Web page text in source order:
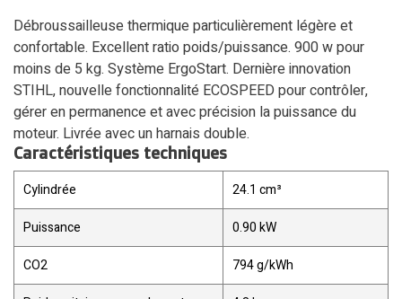
Débroussailleuse thermique particulièrement légère et
confortable. Excellent ratio poids/puissance. 900 w pour
moins de 5 kg. Système ErgoStart. Dernière innovation
STIHL, nouvelle fonctionnalité ECOSPEED pour contrôler,
gérer en permanence et avec précision la puissance du
moteur. Livrée avec un harnais double.
Caractéristiques techniques
Cylindrée
24.1 cm³
Puissance
0.90 kW
CO2
794 g/kWh